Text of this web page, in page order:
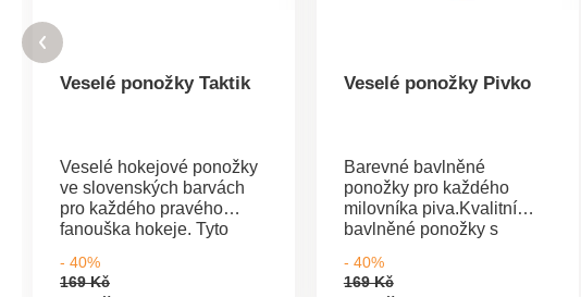
Veselé ponožky Taktik
Veselé hokejové ponožky
ve slovenských barvách
pro každého pravého
fanouška hokeje. Tyto
musíš mít. Povinná výbava
ke každému
- 40%
169 Kč
Veselé ponožky Pivko
Barevné bavlněné
ponožky pro každého
milovníka piva.Kvalitní
bavlněné ponožky s
den.Složení: 90% bavlna,
8% polyamid, 2%
- 40%
169 Kč